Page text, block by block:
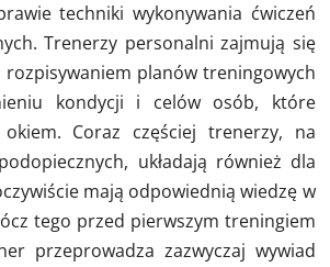
techniki wykonywania ćwiczeń
Trenerzy personalni zajmują się
rozpisywaniem planów treningowych
kondycji i celów osób, które
Coraz częściej trenerzy, na
układają również dla
mają odpowiednią wiedzę w
tego przed pierwszym treningiem
przeprowadza zazwyczaj wywiad